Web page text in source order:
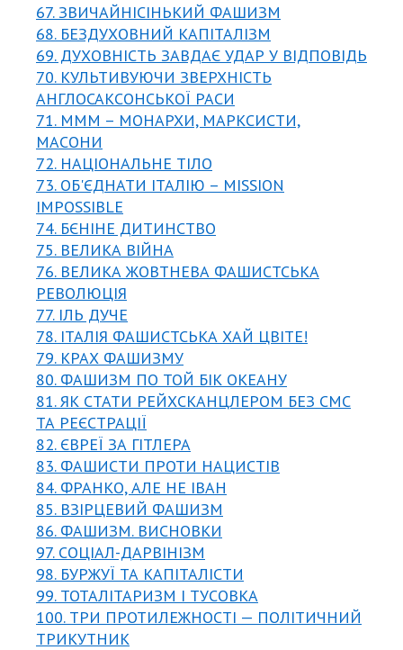
67. ЗВИЧАЙНІСІНЬКИЙ ФАШИЗМ
68. БЕЗДУХОВНИЙ КАПІТАЛІЗМ
69. ДУХОВНІСТЬ ЗАВДАЄ УДАР У ВІДПОВІДЬ
70. КУЛЬТИВУЮЧИ ЗВЕРХНІСТЬ
АНГЛОСАКСОНСЬКОЇ РАСИ
71. МММ – МОНАРХИ, МАРКСИСТИ,
МАСОНИ
72. НАЦІОНАЛЬНЕ ТІЛО
73. ОБ'ЄДНАТИ ІТАЛІЮ – MISSION
IMPOSSIBLE
74. БЄНІНЕ ДИТИНСТВО
75. ВЕЛИКА ВІЙНА
76. ВЕЛИКА ЖОВТНЕВА ФАШИСТСЬКА
РЕВОЛЮЦІЯ
77. ІЛЬ ДУЧЕ
78. ІТАЛІЯ ФАШИСТСЬКА ХАЙ ЦВІТЕ!
79. КРАХ ФАШИЗМУ
80. ФАШИЗМ ПО ТОЙ БІК ОКЕАНУ
81. ЯК СТАТИ РЕЙХСКАНЦЛЕРОМ БЕЗ СМС
ТА РЕЄСТРАЦІЇ
82. ЄВРЕЇ ЗА ГІТЛЕРА
83. ФАШИСТИ ПРОТИ НАЦИСТІВ
84. ФРАНКО, АЛЕ НЕ ІВАН
85. ВЗІРЦЕВИЙ ФАШИЗМ
86. ФАШИЗМ. ВИСНОВКИ
97. СОЦІАЛ-ДАРВІНІЗМ
98. БУРЖУЇ ТА КАПІТАЛІСТИ
99. ТОТАЛІТАРИЗМ І ТУСОВКА
100. ТРИ ПРОТИЛЕЖНОСТІ — ПОЛІТИЧНИЙ
ТРИКУТНИК